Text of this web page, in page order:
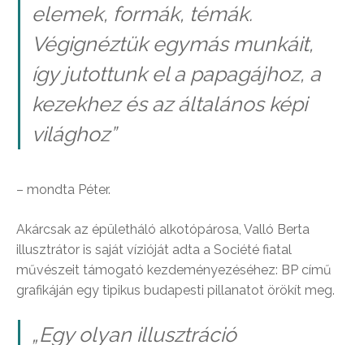
elemek, formák, témák.
Végignéztük egymás munkáit,
így jutottunk el a papagájhoz, a
kezekhez és az általános képi
világhoz”
– mondta Péter.
Akárcsak az épületháló alkotópárosa, Valló Berta
illusztrátor is saját vízióját adta a Société fiatal
művészeit támogató kezdeményezéséhez: BP című
grafikáján egy tipikus budapesti pillanatot örökít meg.
„Egy olyan illusztráció